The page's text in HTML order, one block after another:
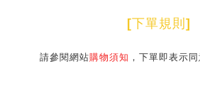
[下單規則 ]
請參閱網站購物須知 ，下單即表示